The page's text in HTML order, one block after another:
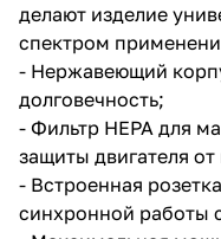
делают изделие
спектром
- Нержавеющий
долговечность;
- Фильтр HEPA для
защиты двигателя
- Встроенная
синхронной работы